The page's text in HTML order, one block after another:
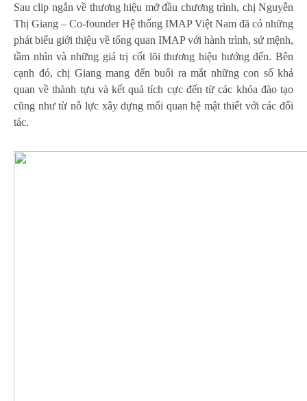
Sau clip ngắn về thương hiệu mở đầu chương trình, chị Nguyễn
Thị Giang – Co-founder Hệ thống IMAP Việt Nam đã có những
phát biểu giới thiệu về tổng quan IMAP với hành trình, sứ mệnh,
tầm nhìn và những giá trị cốt lõi thương hiệu hướng đến. Bên
cạnh đó, chị Giang mang đến buổi ra mắt những con số khả
quan về thành tựu và kết quả tích cực đến từ các khóa đào tạo
cũng như từ nỗ lực xây dựng mối quan hệ mật thiết với các đối
tác.